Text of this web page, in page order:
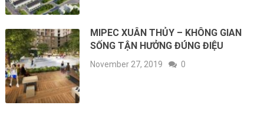
MIPEC XUÂN THỦY – KHÔNG GIAN
SỐNG TẬN HƯỞNG ĐÚNG ĐIỆU
November 27, 2019 0